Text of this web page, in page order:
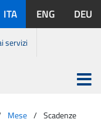
disponibili:
ITA ENG DEU
servizi
Apri
menu
Mese
Scadenze